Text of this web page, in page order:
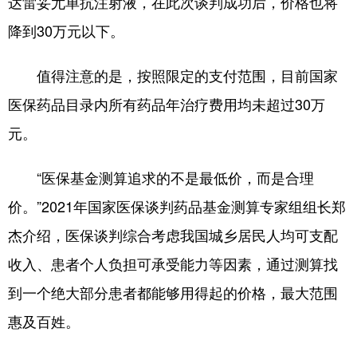
降到30万元以下。
值得注意的是，按照限定的支付范围，目前国家
医保药品目录内所有药品年治疗费用均未超过30万
元。
“医保基金测算追求的不是最低价，而是合理
价。”2021年国家医保谈判药品基金测算专家组组长郑
杰介绍，医保谈判综合考虑我国城乡居民人均可支配
收入、患者个人负担可承受能力等因素，通过测算找
到一个绝大部分患者都能够用得起的价格，最大范围
惠及百姓。